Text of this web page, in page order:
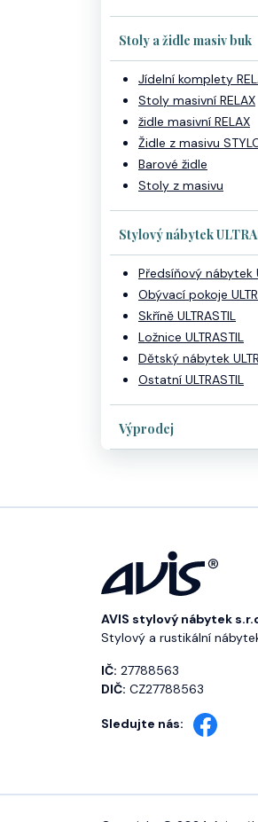
Stoly a židle masiv buk
Jídelní komplety
Stoly masivní RELAX
židle masivní RELAX
Židle z masivu
Barové židle
Stoly z masivu
Stylový nábytek
Předsíňový nábytek
Obývací pokoje
Skříně ULTRASTIL
Ložnice ULTRASTIL
Dětský nábytek
Ostatní ULTRASTIL
Výprodej
AVIS stylový nábytek
Stylový a rustikální
IČ: 27788563
DIČ: CZ27788563
Sledujte nás: